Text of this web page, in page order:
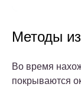
Методы
Во время
покрываются